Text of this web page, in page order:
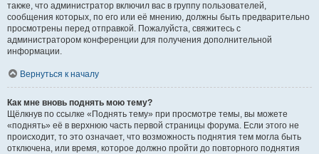
также, что администратор включил вас в группу пользователей,
сообщения которых, по его или её мнению, должны быть предварительно
просмотрены перед отправкой. Пожалуйста, свяжитесь с
администратором конференции для получения дополнительной
информации.
Вернуться к началу
Как мне вновь поднять мою тему?
Щёлкнув по ссылке «Поднять тему» при просмотре темы, вы можете
«поднять» её в верхнюю часть первой страницы форума. Если этого не
происходит, то это означает, что возможность поднятия тем могла быть
отключена, или время, которое должно пройти до повторного поднятия